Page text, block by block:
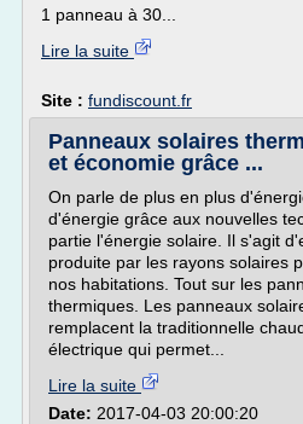
1 panneau à 30...
Lire la suite
Site : fundiscount.fr
Panneaux solaires
et économie grâce ...
On parle de plus en plus
d'énergie grâce aux nouvelles
partie l'énergie solaire. Il s'agit
produite par les rayons solaires
nos habitations. Tout sur les
thermiques. Les panneaux
remplacent la traditionnelle
électrique qui permet...
Lire la suite
Date: 2017-04-03 20:00:20